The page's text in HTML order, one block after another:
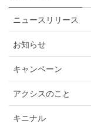
ニュースリリース
お知らせ
キャンペーン
アクシスのこと
キニナル